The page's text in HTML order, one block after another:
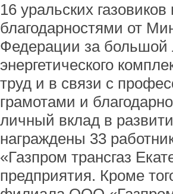
16 уральских
благодарностями от
Федерации за большой
энергетического
труд и в связи с
грамотами и
личный вклад в
награждены 33
«Газпром трансгаз
предприятия. Кроме